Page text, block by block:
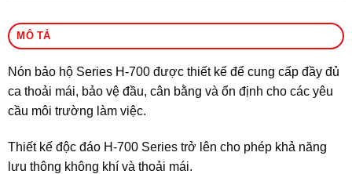
MÔ TẢ
Nón bảo hộ Series H-700 được thiết kế để cung cấp đầy đủ
ca thoải mái, bảo vệ đầu, cân bằng và ổn định cho các yêu
cầu môi trường làm việc.
Thiết kế độc đáo H-700 Series trở lên cho phép khả năng
lưu thông không khí và thoải mái.